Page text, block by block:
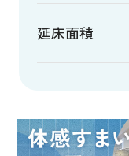
延床面積